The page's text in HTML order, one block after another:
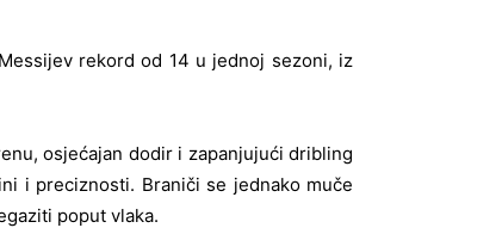
rekord od 14 u jednoj sezoni, iz
osjećajan dodir i zapanjujući dribling
i preciznosti. Braniči se jednako muče
poput vlaka.